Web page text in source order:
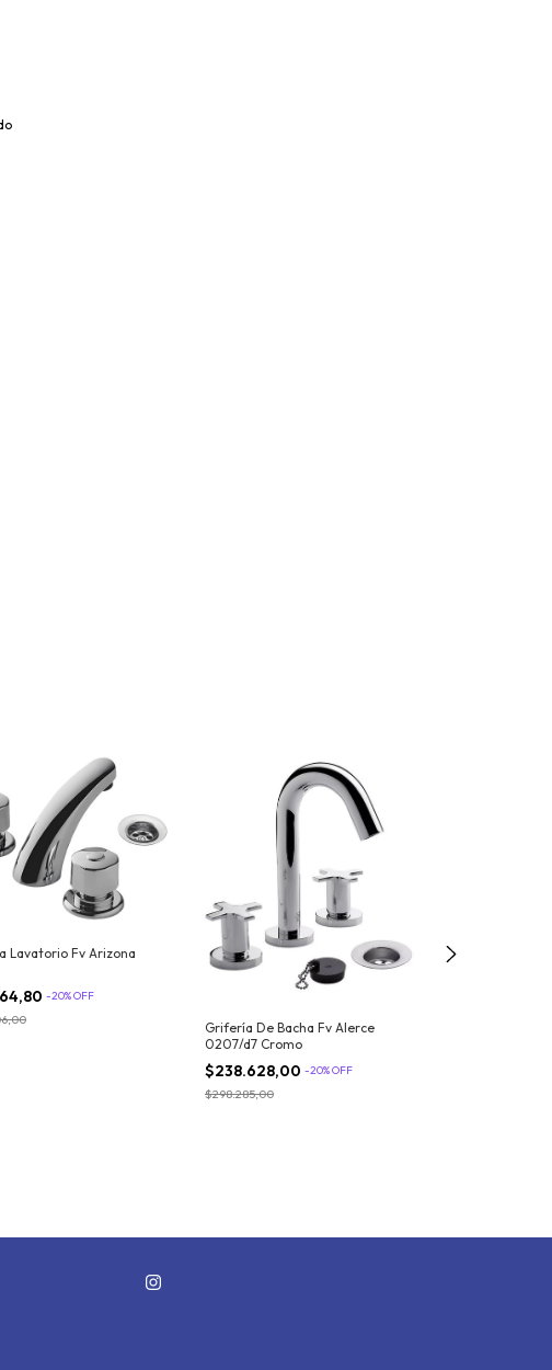
Lavatorio Fv Arizona
-20%OFF
Grifería De Bacha Fv Alerce
0207/d7 Cromo
$238.628,00 -20%OFF
$298.285,00